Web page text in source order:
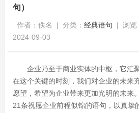
句）
作者：佚名 | 分类： 经典语句 | 浏览
2024-09-03
企业乃至于商业实体的中枢，它汇
在这个关键的时刻，我们对企业的未来
愿望，希望为企业带来更加光明的未来
21条祝愿企业前程似锦的语句，以真挚